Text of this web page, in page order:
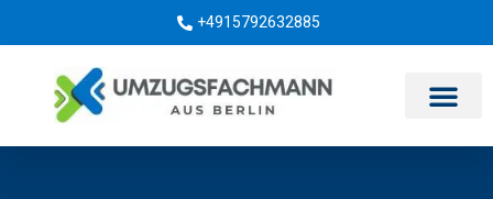
+4915792632885